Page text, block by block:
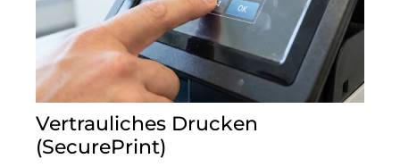
Vertrauliches Drucken
(SecurePrint)